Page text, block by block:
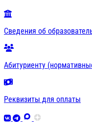
Сведения об
Абитуриенту
Реквизиты для оплаты